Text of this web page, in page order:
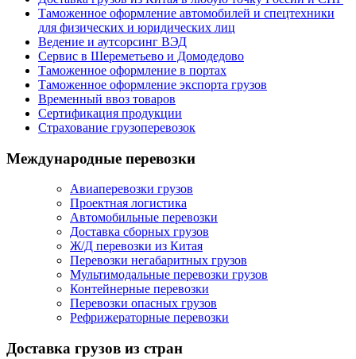
Таможенное оформление автомобилей и спецтехники
для физических и юридических лиц
Ведение и аутсорсинг ВЭД
Сервис в Шереметьево и Домодедово
Таможенное оформление в портах
Таможенное оформление экспорта грузов
Временный ввоз товаров
Сертификация продукции
Страхование грузоперевозок
Международные перевозки
Авиаперевозки грузов
Проектная логистика
Автомобильные перевозки
Доставка сборных грузов
Ж/Д перевозки из Китая
Перевозки негабаритных грузов
Мультимодальные перевозки грузов
Контейнерные перевозки
Перевозки опасных грузов
Рефрижераторные перевозки
Доставка грузов из стран